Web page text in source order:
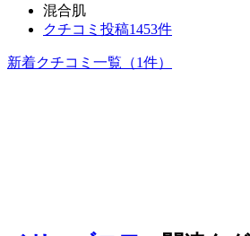
混合肌
クチコミ投稿1453件
新着クチコミ一覧 （1件）